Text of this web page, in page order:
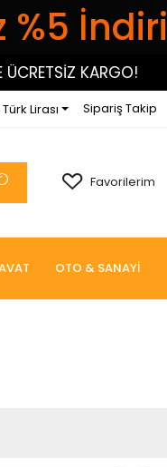
%5
KARGO!
Lirası Sipariş Takip
Favorilerim
OTO & SANAYİ